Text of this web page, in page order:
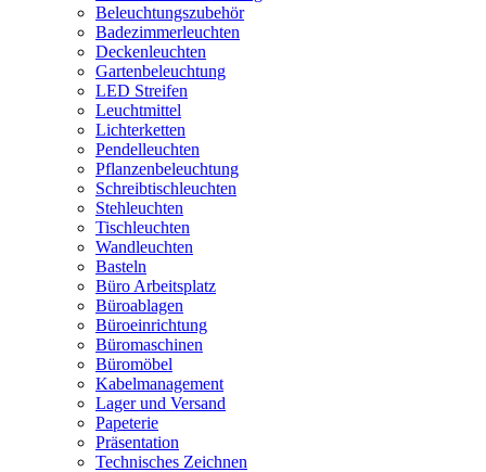
Beleuchtungszubehör
Badezimmerleuchten
Deckenleuchten
Gartenbeleuchtung
LED Streifen
Leuchtmittel
Lichterketten
Pendelleuchten
Pflanzenbeleuchtung
Schreibtischleuchten
Stehleuchten
Tischleuchten
Wandleuchten
Basteln
Büro Arbeitsplatz
Büroablagen
Büroeinrichtung
Büromaschinen
Büromöbel
Kabelmanagement
Lager und Versand
Papeterie
Präsentation
Technisches Zeichnen